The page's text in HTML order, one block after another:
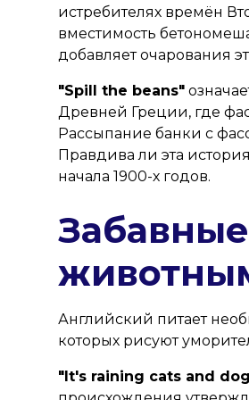
истребителях времён
вместимость
добавляет очарования
"Spill the beans"
Древней Греции, где
Рассыпание банки с
Правдива ли эта
начала 1900-х годов.
Английский питает
которых рисуют
"It's raining cats and